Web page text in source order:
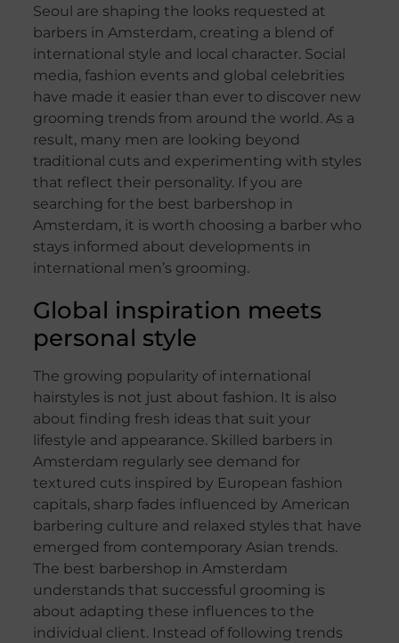
Seoul are shaping the looks requested at
barbers in Amsterdam, creating a blend of
international style and local character. Social
media, fashion events and global celebrities
have made it easier than ever to discover new
grooming trends from around the world. As a
result, many men are looking beyond
traditional cuts and experimenting with styles
that reflect their personality. If you are
searching for the best barbershop in
Amsterdam, it is worth choosing a barber who
stays informed about developments in
international men’s grooming.
Global inspiration meets
personal style
The growing popularity of international
hairstyles is not just about fashion. It is also
about finding fresh ideas that suit your
lifestyle and appearance. Skilled barbers in
Amsterdam regularly see demand for
textured cuts inspired by European fashion
capitals, sharp fades influenced by American
barbering culture and relaxed styles that have
emerged from contemporary Asian trends.
The best barbershop in Amsterdam
understands that successful grooming is
about adapting these influences to the
individual client. Instead of following trends